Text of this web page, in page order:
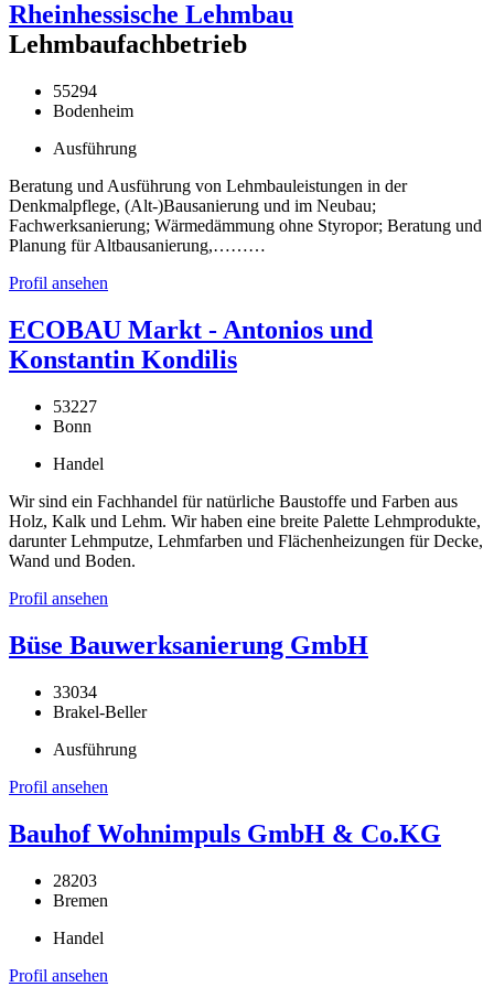
Rheinhessische Lehmbau
Lehmbaufachbetrieb
55294
Bodenheim
Ausführung
Beratung und Ausführung von Lehmbauleistungen in der
Denkmalpflege, (Alt-)Bausanierung und im Neubau;
Fachwerksanierung; Wärmedämmung ohne Styropor; Beratung und
Planung für Altbausanierung,………
Profil ansehen
ECOBAU Markt - Antonios und
Konstantin Kondilis
53227
Bonn
Handel
Wir sind ein Fachhandel für natürliche Baustoffe und Farben aus
Holz, Kalk und Lehm. Wir haben eine breite Palette Lehmprodukte,
darunter Lehmputze, Lehmfarben und Flächenheizungen für Decke,
Wand und Boden.
Profil ansehen
Büse Bauwerksanierung GmbH
33034
Brakel-Beller
Ausführung
Profil ansehen
Bauhof Wohnimpuls GmbH & Co.KG
28203
Bremen
Handel
Profil ansehen